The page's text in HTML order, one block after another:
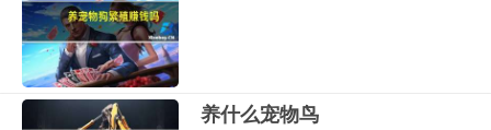
养什么宠物鸟